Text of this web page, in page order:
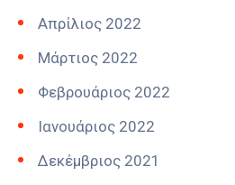
Απρίλιος 2022
Μάρτιος 2022
Φεβρουάριος 2022
Ιανουάριος 2022
Δεκέμβριος 2021